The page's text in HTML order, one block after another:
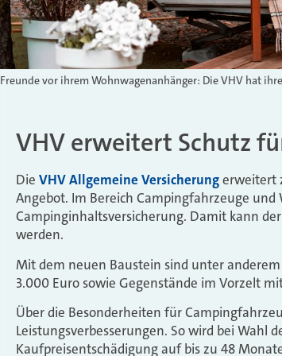
Freunde vor ihrem Wohnwagenanhänger: Die VHV hat
VHV erweitert Schutz
Die VHV Allgemeine Versicherungerweitert
Angebot. Im Bereich Campingfahrzeuge
Campinginhaltsversicherung. Damit kann
werden.
Mit dem neuen Baustein sind unter
3.000 Euro sowie Gegenstände im Vorzelt
Über die Besonderheiten für
Leistungsverbesserungen. So wird bei Wahl
Kaufpreisentschädigung auf bis zu 48